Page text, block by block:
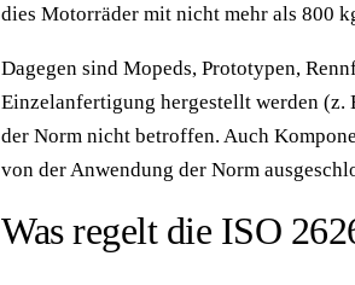
dies Motorräder mit nicht mehr als 800
Dagegen sind Mopeds, Prototypen,
Einzelanfertigung hergestellt werden (z.
der Norm nicht betroffen. Auch
von der Anwendung der Norm
Was regelt die ISO